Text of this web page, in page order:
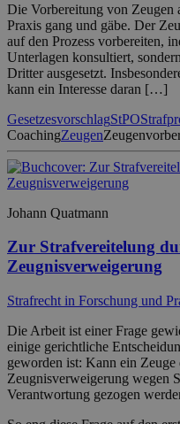
Die Vorbereitung von Zeugen
Praxis gang und gäbe. Der
auf den Prozess vorbereiten,
Unterlagen konsultiert,
Dritter ausgesetzt.
kann ein Interesse daran […]
GesetzesvorschlagStPO
CoachingZeugen
Johann Quatmann
Zur Strafvereitelung
Zeugnisverweigerung
Strafrecht in Forschung und
Die Arbeit ist einer Frage
einige gerichtliche
geworden ist: Kann ein
Zeugnisverweigerung wegen
Verantwortung gezogen